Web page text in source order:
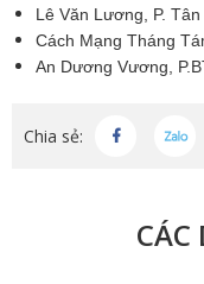
Lê Văn Lương, P.
Cách Mạng Tháng
An Dương Vương,
Chia sẻ:
CÁC